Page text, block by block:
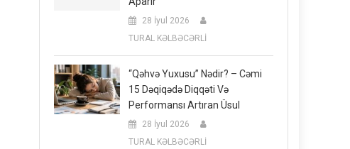
28 İyul 2026
TURAL KƏLBƏCƏRLİ
“Qəhvə Yuxusu” Nədir? – Cəmi
15 Dəqiqədə Diqqəti Və
Performansı Artıran Üsul
28 İyul 2026
TURAL KƏLBƏCƏRLİ